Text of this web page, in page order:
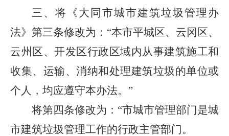
三、将《大同市城市建筑垃圾管理办
法》第三条修改为：“本市平城区、云冈区、
云州区、开发区行政区域内从事建筑施工和
收集、运输、消纳和处理建筑垃圾的单位或
个人，均应遵守本办法。”
将第四条修改为：“市城市管理部门是城
市建筑垃圾管理工作的行政主管部门。